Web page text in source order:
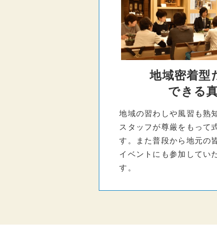
地域密着型
できる
地域の習わしや風習も熟
スタッフが尊厳をもって
す。また普段から地元の
イベントにも参加してい
す。